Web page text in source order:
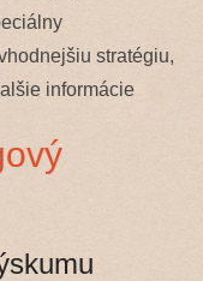
stratégiu,
informácie